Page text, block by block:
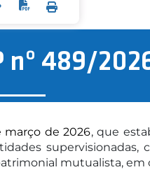
nº 489/
março de 2026, que
supervisionadas,
mutualista, em